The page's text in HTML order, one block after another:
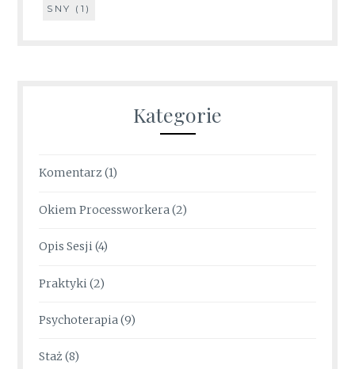
SNY (1)
Kategorie
Komentarz (1)
Okiem Processworkera(2)
Opis Sesji(4)
Praktyki(2)
Psychoterapia(9)
Staż (8)